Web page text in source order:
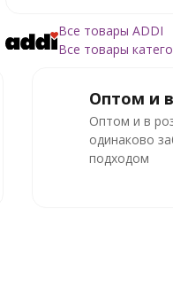
Все товары ADDI
Все товары
Оптом и
Оптом и в
одинаково
подходом